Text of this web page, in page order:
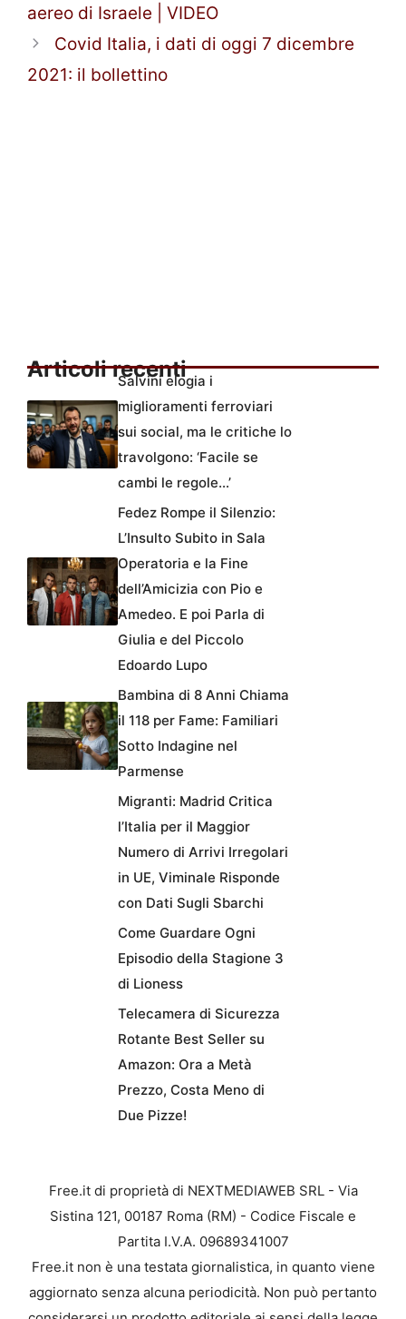
aereo di Israele | VIDEO
Covid Italia, i dati di oggi 7 dicembre
2021: il bollettino
Articoli recenti
Salvini elogia i
miglioramenti ferroviari
sui social, ma le critiche lo
travolgono: ‘Facile se
cambi le regole…’
Fedez Rompe il Silenzio:
L’Insulto Subito in Sala
Operatoria e la Fine
dell’Amicizia con Pio e
Amedeo. E poi Parla di
Giulia e del Piccolo
Edoardo Lupo
Bambina di 8 Anni Chiama
il 118 per Fame: Familiari
Sotto Indagine nel
Parmense
Migranti: Madrid Critica
l’Italia per il Maggior
Numero di Arrivi Irregolari
in UE, Viminale Risponde
con Dati Sugli Sbarchi
Come Guardare Ogni
Episodio della Stagione 3
di Lioness
Telecamera di Sicurezza
Rotante Best Seller su
Amazon: Ora a Metà
Prezzo, Costa Meno di
Due Pizze!
Free.it di proprietà di NEXTMEDIAWEB SRL - Via
Sistina 121, 00187 Roma (RM) - Codice Fiscale e
Partita I.V.A. 09689341007
Free.it non è una testata giornalistica, in quanto viene
aggiornato senza alcuna periodicità. Non può pertanto